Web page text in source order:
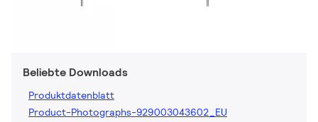
Beliebte Downloads
Produktdatenblatt
Product-Photographs-929003043602_EU